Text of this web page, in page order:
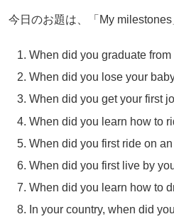
今日のお題は、「My milestones
When did you graduate
When did you lose your
When did you get your first
When did you learn how to
When did you first ride on
When did you first live by
When did you learn how to
In your country, when did